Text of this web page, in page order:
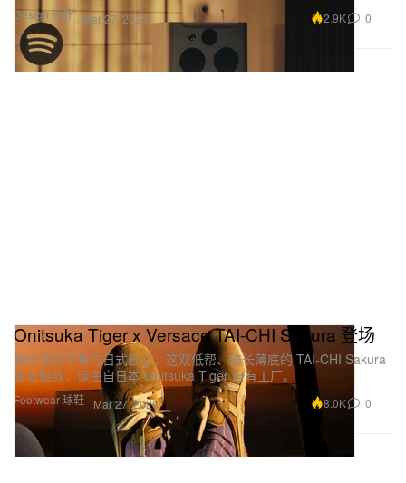
Design 设计 Mar 27, 2026 2.9K 0
Footwear 球鞋
Onitsuka Tiger x Versace TAI-CHI Sakura 登场
融合意式华贵与日式匠心，这双低帮、修长薄底的 TAI-CHI Sakura
联名鞋款，诞生自日本 Onitsuka Tiger 自有工厂。
Mar 27, 2026 8.0K 0